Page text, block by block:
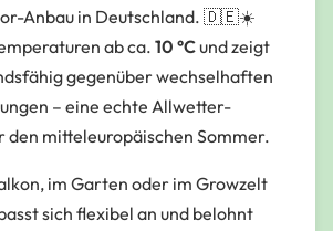
Anbau in Deutschland. 🇩🇪☀️
ab ca. 10 °Cund zeigt
gegenüber wechselhaften
– eine echte Allwetter-
mitteleuropäischen Sommer.
, im Garten oder im Growzelt
sich flexibel an und belohnt